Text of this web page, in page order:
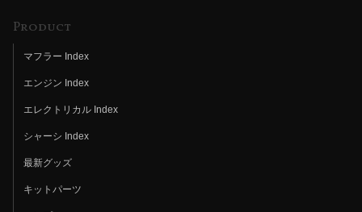
Product
マフラー Index
エンジン Index
エレクトリカル Index
シャーシ Index
最新グッズ
キットパーツ